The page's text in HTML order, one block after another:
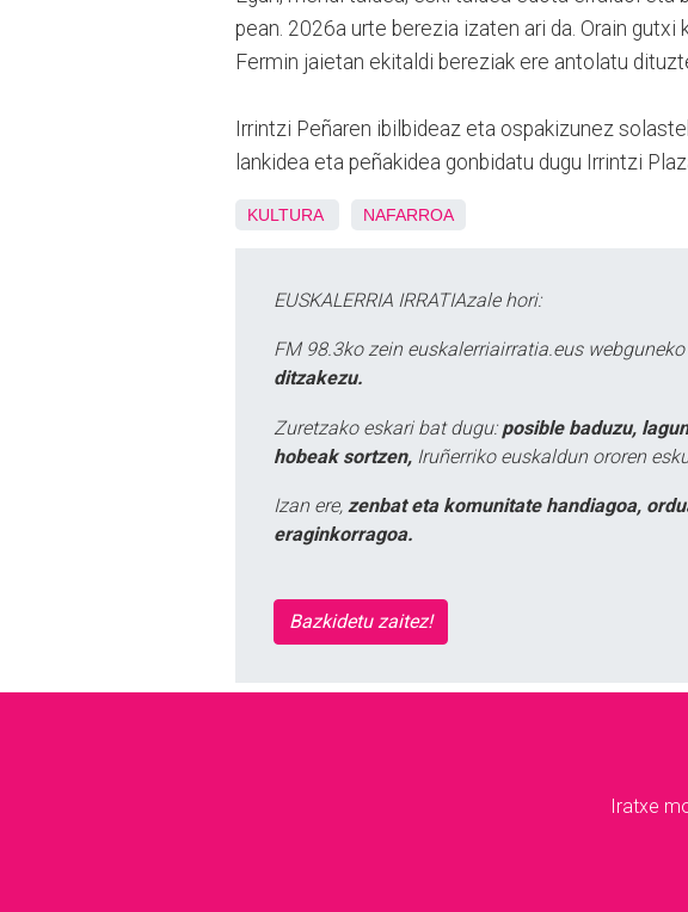
pean. 2026a urte berezia izaten ari da. Orain
Fermin jaietan ekitaldi bereziak ere antolatu
Irrintzi Peñaren ibilbideaz eta ospakizunez
lankidea eta peñakidea gonbidatu dugu Irrintzi
KULTURA NAFARROA
EUSKALERRIA IRRATIAzale hori:
FM 98.3ko zein euskalerriairratia.eus webguneko
ditzakezu.
Zuretzako eskari bat dugu: posible baduzu,
hobeak sortzen, Iruñerriko euskaldun ororen
Izan ere, zenbat eta komunitate handiagoa,
eraginkorragoa.
Bazkidetu zaitez!
Iratxe